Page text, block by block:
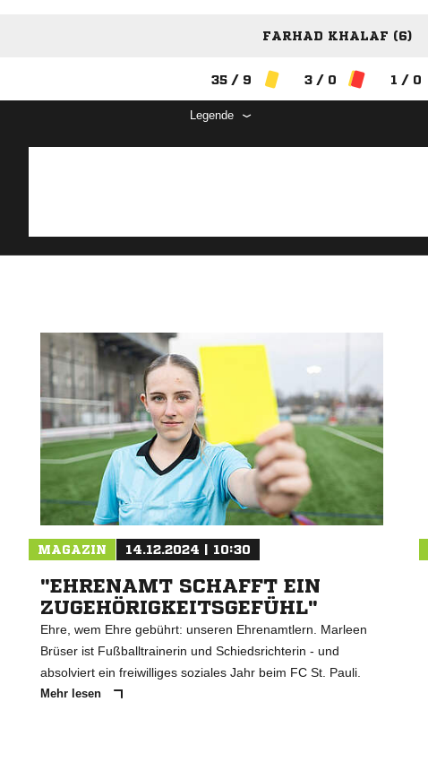
FARHAD KHALAF (6)
35 / 9 3 / 0 1 / 0
Legende
MAGAZIN 14.12.2024 | 10:30
"EHRENAMT SCHAFFT EIN
ZUGEHÖRIGKEITSGEFÜHL"
Ehre, wem Ehre gebührt: unseren Ehrenamtlern. Marleen
Brüser ist Fußballtrainerin und Schiedsrichterin - und
absolviert ein freiwilliges soziales Jahr beim FC St. Pauli.
Mehr lesen